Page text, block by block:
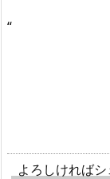
“
よろしければ